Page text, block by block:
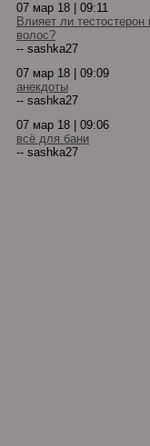
07 мар 18 | 09:11
Влияет ли тестостерон
волос?
-- sashka27
07 мар 18 | 09:09
анекдоты
-- sashka27
07 мар 18 | 09:06
всё для бани
-- sashka27